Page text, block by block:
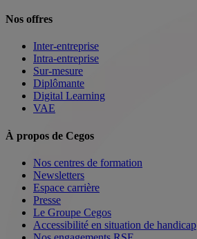
Nos offres
Inter-entreprise
Intra-entreprise
Sur-mesure
Diplômante
Digital Learning
VAE
À propos de Cegos
Nos centres de formation
Newsletters
Espace carrière
Presse
Le Groupe Cegos
Accessibilité en situation de handicap